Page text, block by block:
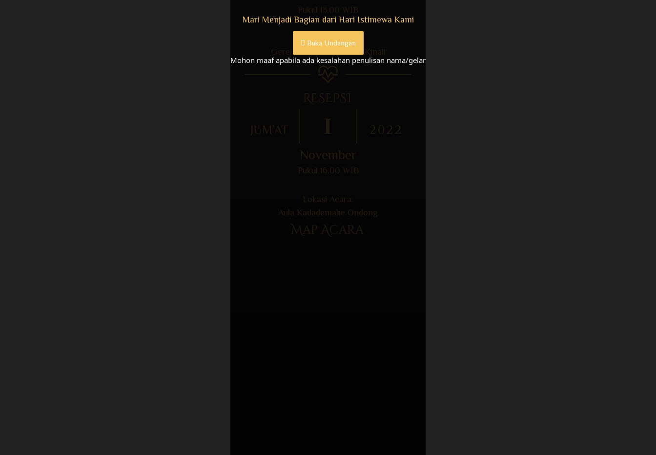
Pukul 13.00 WIB
Bertempat di:
Gereja GPDI Parakletos Kinali
RESEPSI
JUM’AT 1 2022
November
Pukul 16.00 WIB
Lokasi Acara:
Aula Kadademahe Ondong
Map Acara
Mari Menjadi Bagian dari Hari Istimewa Kami
Buka Undangan
Mohon maaf apabila ada kesalahan penulisan nama/gelar